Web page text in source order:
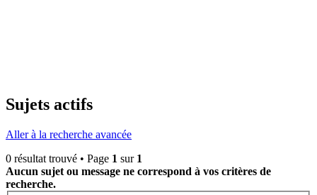
Sujets actifs
Aller à la recherche avancée
0 résultat trouvé • Page 1 sur 1
Aucun sujet ou message ne correspond à vos critères de
recherche.